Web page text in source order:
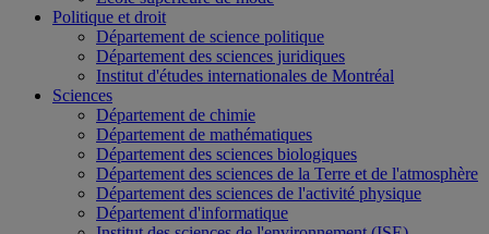
Politique et droit
Département de science politique
Département des sciences juridiques
Institut d'études internationales de Montréal
Sciences
Département de chimie
Département de mathématiques
Département des sciences biologiques
Département des sciences de la Terre et de l'atmosphère
Département des sciences de l'activité physique
Département d'informatique